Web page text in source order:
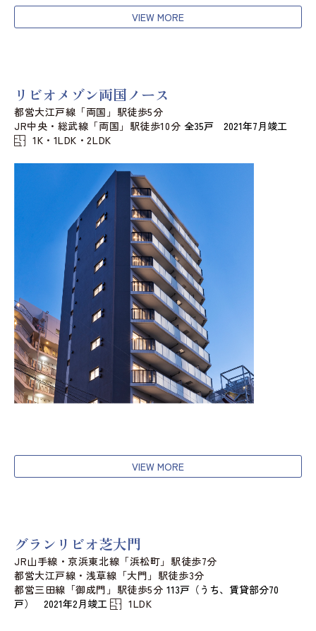
VIEW MORE
リビオメゾン両国ノース
都営大江戸線「両国」駅徒歩5分
JR中央・総武線「両国」駅徒歩10分 全35戸 2021年7月竣工
1K・1LDK・2LDK
VIEW MORE
グランリビオ芝大門
JR山手線・京浜東北線「浜松町」駅徒歩7分
都営大江戸線・浅草線「大門」駅徒歩3分
都営三田線「御成門」駅徒歩5分 113戸（うち、賃貸部分70
戸） 2021年2月竣工
1LDK